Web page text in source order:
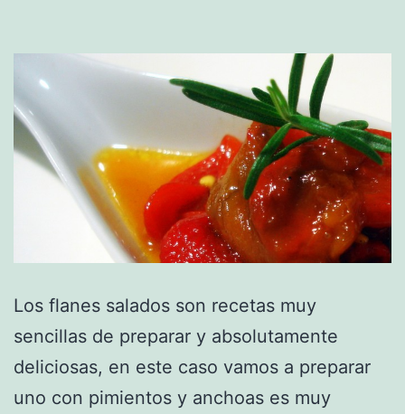
Los flanes salados son recetas muy
sencillas de preparar y absolutamente
deliciosas, en este caso vamos a preparar
uno con pimientos y anchoas es muy